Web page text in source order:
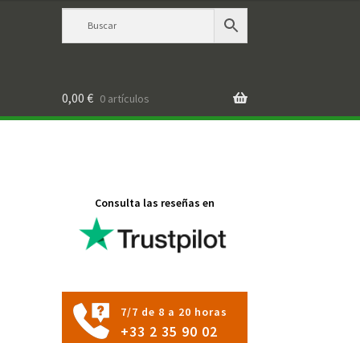
0,00 € 0 artículos
Consulta las reseñas en
7/7 de 8 a 20 horas
+33 2 35 90 02